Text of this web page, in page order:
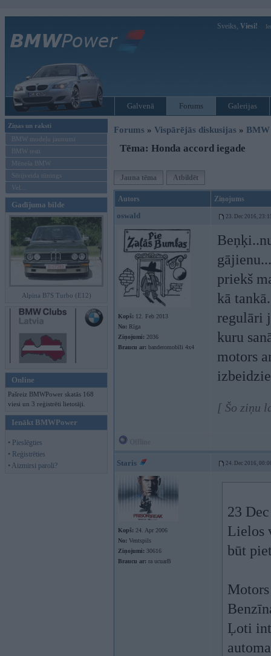
Sveiks, Viesi!
Galvenā Forums Galerijas
Ziņas un raksti
BMW modeļu jaunumi
BMW testi
Mēneša BMW
Sērijveida tūnings
Vel...
Gadījuma bilde
Alpina B7S Turbo (E12)
Online
Pašreiz BMWPower skatās 168
viesi un 3 reģistrēti lietotāji.
Ienākt BMWPower
• Pieslēgties
• Reģistrēties
• Aizmirsi paroli?
Forums » Vispārējās diskusijas »
Tēma: Honda accord iegade
Jauna tēma Atbildēt
Autors Ziņojums
oswald 23. Dec 2016,
Kopš: 12. Feb 2013
No: Rīga
Ziņojumi: 2036
Braucu ar: banderomobīli 4x4
priekš
kā
regulāri
kuru
motors
[ Šo ziņu
Staris 24. Dec 2016,
Kopš: 24. Apr 2006
No: Ventspils
Ziņojumi: 30616
Braucu ar: ra ucuarB
23
Lielos
būt
Ļoti